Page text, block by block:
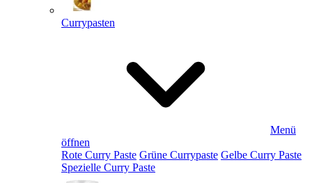
Currypasten
Menü
öffnen
Rote Curry Paste Grüne Currypaste Gelbe Curry Paste
Spezielle Curry Paste